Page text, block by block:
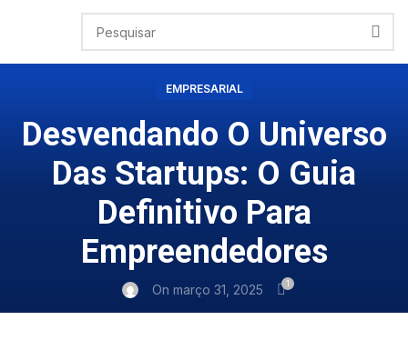
EMPRESARIAL
Desvendando O Universo
Das Startups: O Guia
Definitivo Para
Empreendedores
On março 31, 2025 1